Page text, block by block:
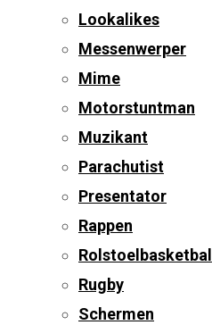
Lookalikes
Messenwerper
Mime
Motorstuntman
Muzikant
Parachutist
Presentator
Rappen
Rolstoelbasketbal
Rugby
Schermen